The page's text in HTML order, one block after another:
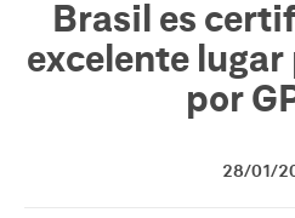
Brasil es
excelente
por
28/01/